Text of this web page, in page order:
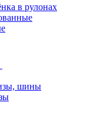
в рулонах
шины